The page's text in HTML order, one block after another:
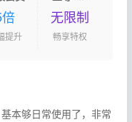
提升
无限制
畅享特权
本够日常使用了，非常